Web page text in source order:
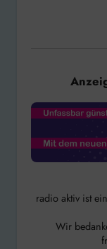
radio aktiv ist
Wir